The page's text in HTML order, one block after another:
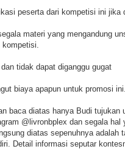
peserta dari kompetisi ini jika
materi yang mengandung
tidak dapat diganggu gugat
biaya apapun untuk promosi
baca diatas hanya Budi tujukan
@livronbplex dan segala hal
diatas sepenuhnya adalah
Detail informasi seputar